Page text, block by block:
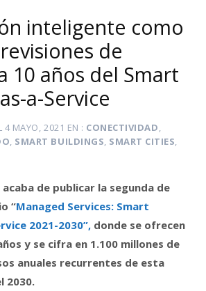
inteligente como
de
10 años del Smart
a-Service
4 MAYO, 2021 EN CONECTIVIDAD,
, SMART BUILDINGS, SMART CITIES,
de publicar la segunda de
“Managed Services: Smart
2021-2030”, donde se ofrecen
y se cifra en 1.100 millones de
anuales recurrentes de esta
2030.